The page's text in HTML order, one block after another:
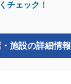
チェック！
施設の詳細情報